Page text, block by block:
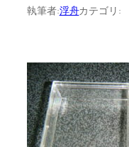
執筆者:浮舟カテゴリ: